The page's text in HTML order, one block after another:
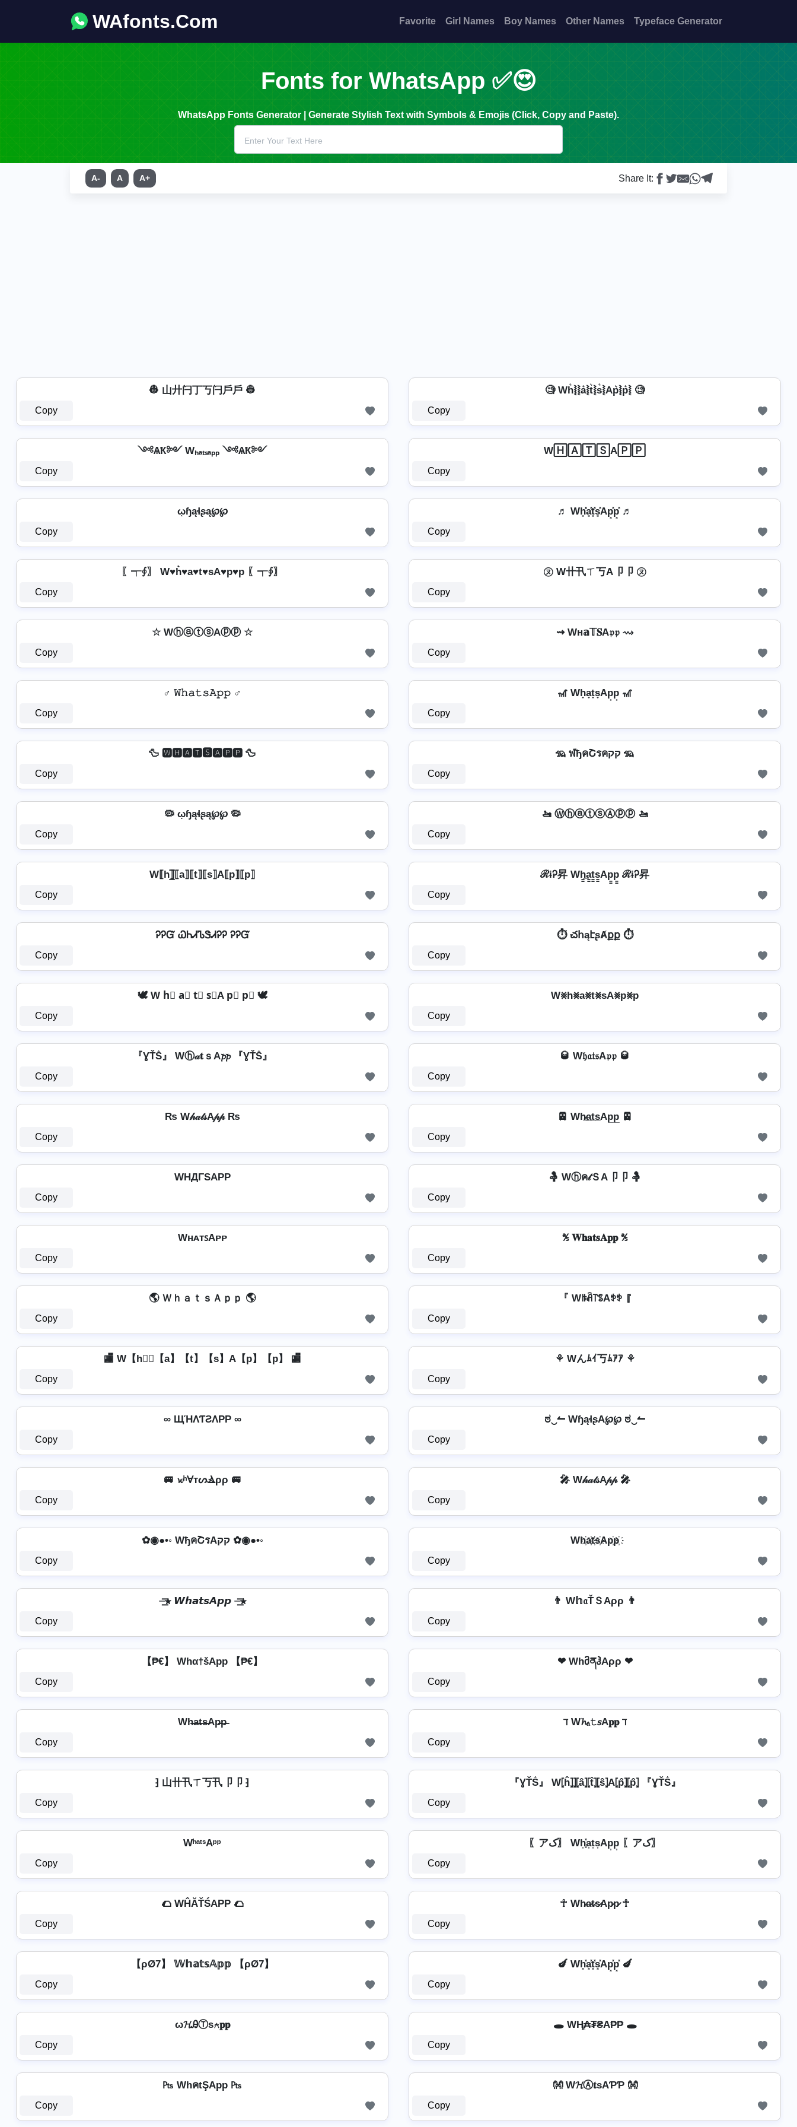
WAfonts.Com Favorite Girl Names Boy Names Other Names Typeface Generator
Fonts for WhatsApp ✅😍
WhatsApp Fonts Generator | Generate Stylish Text with Symbols & Emojis (Click, Copy and Paste).
A- A A+ Share It:
👷 山廾闩丁丂闩戶戶 👷
Copy
🧐 Wh͛⦚⦚a͛⦚t͛⦚s͛⦚Ap͛⦚p͛⦚ 🧐
Copy
༺ѦҞ༻ Wₕₐₜₛₐₚₚ ༺ѦҞ༻
Copy
W🄷🄰🅃🅂A🄿🄿
Copy
ῳɧąɬʂą℘℘
Copy
♬ Wh͓̽̾a͓̽t͓̽s͓̽Ap͓̽p͓̽ ♬
Copy
〖┭∮〗 W♥h͛♥a♥t♥sA♥p♥p 〖┭∮〗
Copy
㋦ W卄卂ㄒ丂A卩卩 ㋦
Copy
☆ WⓗⓐⓣⓢAⓟⓟ ☆
Copy
⇝ Wн𝕒𝕋𝐒A𝔭𝔭 ⇝
Copy
♂️ 𝚆𝚑𝚊𝚝𝚜𝙰𝚙𝚙 ♂️
Copy
🎢 Wh̟a̟t̟s̟Ap̟p̟ 🎢
Copy
🦆 🆆🅷🅰🆃🆂🅰🅿🅿 🦆
Copy
🦡 ฬђคՇรคקק 🦡
Copy
🦠 ῳɧąɬʂą℘℘ 🦠
Copy
🚤 ⓌⓗⓐⓣⓢⒶⓟⓟ 🚤
Copy
W⟦h⟧̲̅⟦a⟧⟦t⟧⟦s⟧A⟦p⟧⟦p⟧
Copy
ℛɨᎮ昇 Wh̳̲a̳t̳s̳Ap̳p̳ ℛɨᎮ昇
Copy
ᎮᎮᏳ ᏇᏂᏗᏖᏕᏗᎮᎮ ᎮᎮᏳ
Copy
⏱️ చհąէʂȺքք ⏱️
Copy
🕊️ W h⃣ a⃣ t⃣ s⃣A p⃣ p⃣ 🕊️
Copy
W⨳h⨳a⨳t⨳sA⨳p⨳p
Copy
『ƔŤṦ』 Wⓗ𝒶𝐭ｓA𝓹𝓹 『ƔŤṦ』
Copy
🥃 W𝔥𝔞𝔱𝔰A𝔭𝔭 🥃
Copy
₨ W𝒽𝒶𝓉𝓈A𝓅𝓅 ₨
Copy
🚈 Wh̷̲a̲t̲s̲Ap̲p̲ 🚈
Copy
WHДΓSAPP
Copy
🤱 Wⓗค𝓉ＳA卩卩 🤱
Copy
WʜᴀᴛꜱAᴘᴘ
Copy
℁ 𝐖𝐡𝐚𝐭𝐬𝐀𝐩𝐩 ℁
Copy
🌎 ＷｈａｔｓＡｐｐ 🌎
Copy
『 Wꑛꋫ꓅ꌚAꉣꉣ 『
Copy
🏬 W【h】⃣【a】【t】【s】A【p】【p】 🏬
Copy
⚘ Wんﾑｲ丂ﾑｱｱ ⚘
Copy
∞ ЩΉΛƬƧΛPP ∞
Copy
ಠ‿↼ WɧąɬʂA℘℘ ಠ‿↼
Copy
🚐 𝔀ʰⱯтᔕⳚρρ 🚐
Copy
🎤 W𝒽𝒶𝓉𝓈A𝓅𝓅 🎤
Copy
✿◉●•◦ WђคՇรAקק ✿◉●•◦
Copy
Wh҉a҉t҉s҉Ap҉p҉
Copy
⏤͟͟͞͞★ 𝙒𝙝𝙖𝙩𝙨𝘼𝙥𝙥 ⏤͟͟͞͞★
Copy
👨 W𝕙𝔞ŤＳAρρ 👨
Copy
【₱€】 Whα†šApp 【₱€】
Copy
❤ WhმནჰAρρ ❤
Copy
Wh̶a̶t̶s̶Ap̶p̶
Copy
ℸ W𝓱ₐ𝚝𝘴A𝐩𝐩 ℸ
Copy
⁆ 山卄卂ㄒ丂卂卩卩 ⁆
Copy
『ƔŤṦ』 W⦏ĥ⦎⦎⦏â⦎⦏t̂⦎⦏ŝ⦎A⦏p̂⦎⦏p̂⦎ 『ƔŤṦ』
Copy
WʰᵃᵗˢAᵖᵖ
Copy
〖アک〗 Wh͎͓̽a͎t͎s͎Ap͎p͎ 〖アک〗
Copy
🌮 WĤĂŤŚAРР 🌮
Copy
☥ Wh̷a̷t̷s̷Ap̷p̷ ☥
Copy
【ρØ7】 𝕎𝕙𝕒𝕥𝕤𝔸𝕡𝕡 【ρØ7】
Copy
🍆 Wh͓̽a͓̽t͓̽s͓̽Ap͓̽p͓̽ 🍆
Copy
ω𝓗ᎯⓉѕ⍲𝐩𝐩
Copy
🕳️ WⱧ̼₳₮₴A₱₱ 🕳️
Copy
₧ WhคtŞApp ₧
Copy
👐 W𝓗Ⓐ𝐭ѕAƤƤ 👐
Copy